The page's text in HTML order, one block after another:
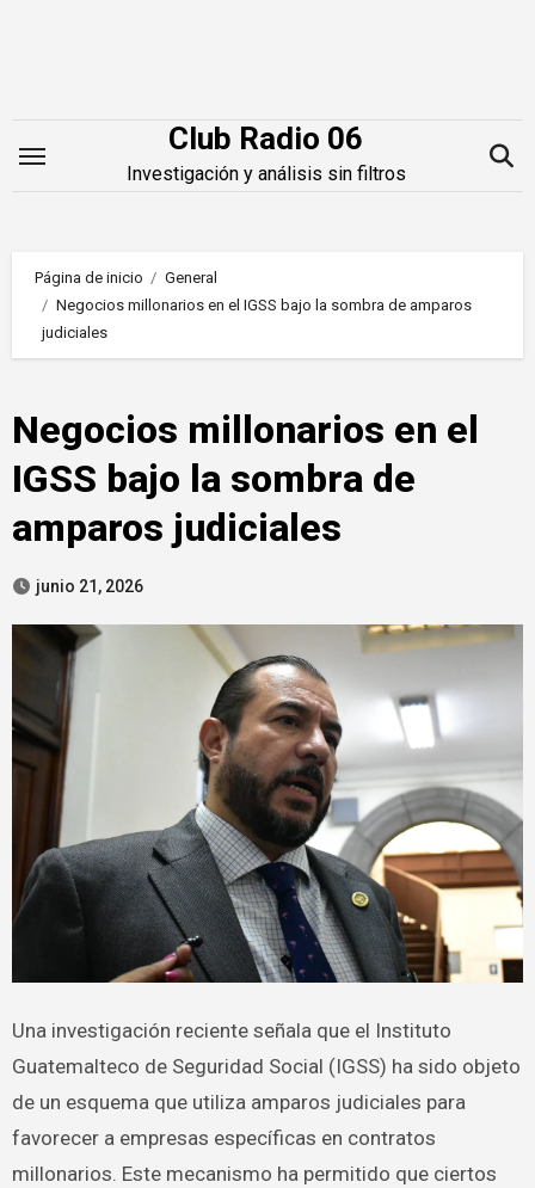
Club Radio 06
Investigación y análisis sin filtros
Página de inicio
General
Negocios millonarios en el IGSS bajo la sombra de amparos
judiciales
Negocios millonarios en el
IGSS bajo la sombra de
amparos judiciales
junio 21, 2026
Una investigación reciente señala que el Instituto
Guatemalteco de Seguridad Social (IGSS) ha sido objeto
de un esquema que utiliza amparos judiciales para
favorecer a empresas específicas en contratos
millonarios. Este mecanismo ha permitido que ciertos